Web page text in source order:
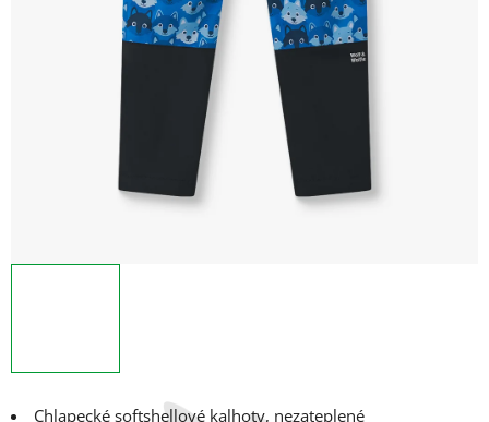
Chlapecké softshellové kalhoty, nezateplené